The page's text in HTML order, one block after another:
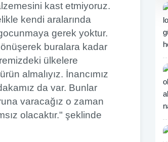
kast etmiyoruz.
kendi aralarında
gerek yoktur.
buralara kadar
ülkelere
almalıyız. İnancımız
da var. Bunlar
varacağız o zaman
olacaktır." şeklinde